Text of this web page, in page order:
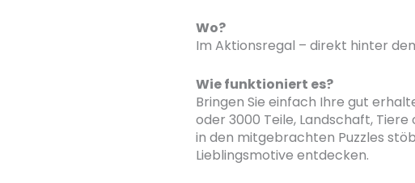
Wo?
Im Aktionsregal – direkt hinter
Wie funktioniert es?
Bringen Sie einfach Ihre gut
oder 3000 Teile, Landschaft,
in den mitgebrachten Puzzles
Lieblingsmotive entdecken.